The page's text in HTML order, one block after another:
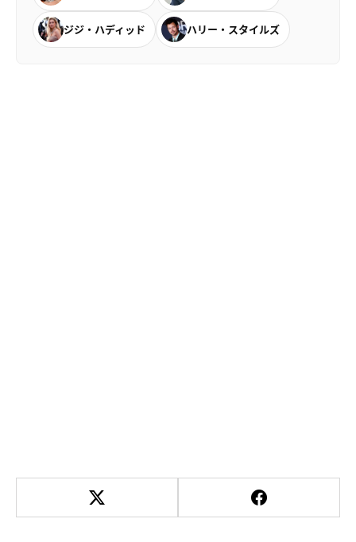
ジジ・ハディッド ハリー・スタイルズ